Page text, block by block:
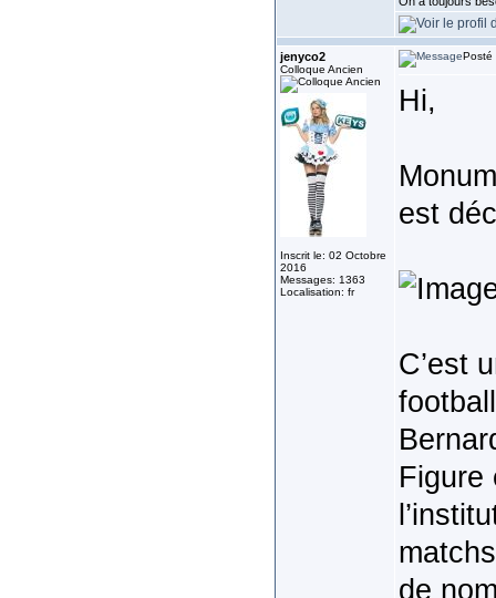
jenyco2
Colloque Ancien
Inscrit le: 02 Octobre
2016
Messages: 1363
Localisation: fr
Posté
Hi,
est
C’est
Figure
de